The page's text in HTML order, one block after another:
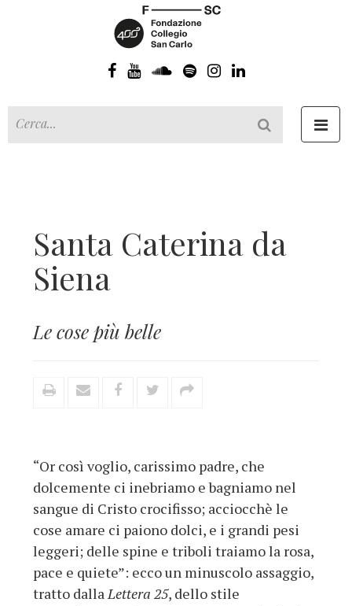
Santa Caterina da
Siena
Le cose più belle
“Or così voglio, carissimo padre, che
dolcemente ci inebriamo e bagniamo nel
sangue di Cristo crocifisso; acciocchè le
cose amare ci paiono dolci, e i grandi pesi
leggeri; delle spine e triboli traiamo la rosa,
pace e quiete”: ecco un minuscolo assaggio,
tratto dallaLettera 25, dello stile